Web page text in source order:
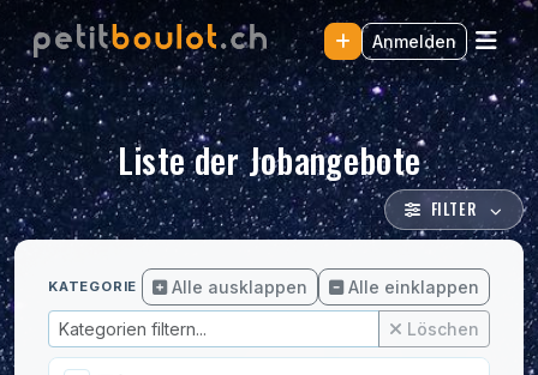
Anmelden
Liste der Jobangebote
FILTER
KATEGORIE Alle ausklappen Alle einklappen
Löschen